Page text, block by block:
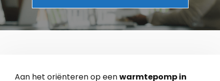
Aan het oriënteren op eenwarmtepomp in